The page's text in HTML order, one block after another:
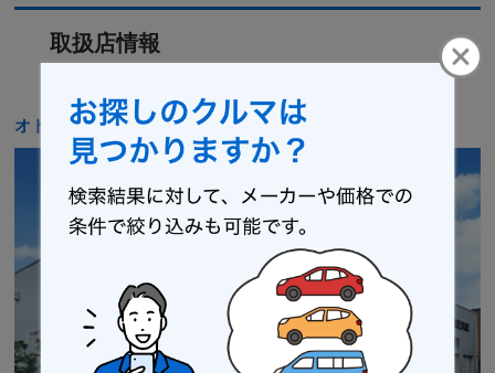
取扱店情報
オトロン 大垣店